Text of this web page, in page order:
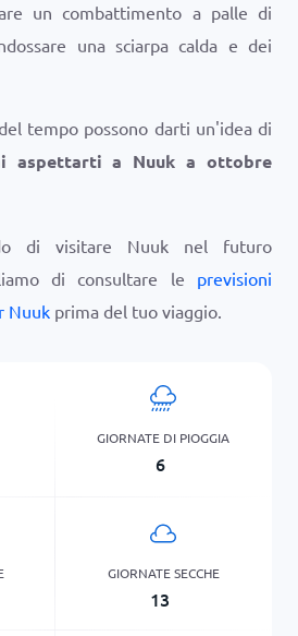
un combattimento a palle di
una sciarpa calda e dei
tempo possono darti un'idea di
aspettarti a Nuuk a ottobre
di visitare Nuuk nel futuro
di consultare le previsioni
Nuuk prima del tuo viaggio.
GIORNATE DI PIOGGIA
6
GIORNATE SECCHE
13